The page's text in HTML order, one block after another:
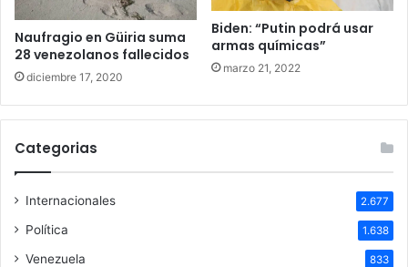
Naufragio en Güiria suma
28 venezolanos fallecidos
diciembre 17, 2020
Biden: “Putin podrá usar
armas químicas”
marzo 21, 2022
Categorias
Internacionales 2.677
Política 1.638
Venezuela 833